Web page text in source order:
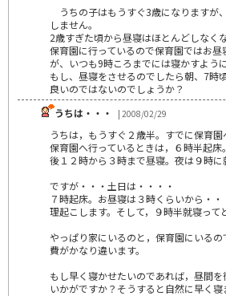
うちの子はもうすぐ3歳になりますが
しません。
2歳すぎた頃から昼寝はほとんどしなく
保育園に行っているので保育園ではお
が、いつも9時ころまでには寝かすよう
もし、昼寝をさせるのでしたら朝、7時
良いのではないのでしょうか？
うちは・・・
| 2008/02/29
うちは，もうすぐ２歳半。すでに保育園
保育園へ行っているときは，６時半起
後１２時から３時まで昼寝。夜は９時に
ですが・・・土日は・・・・
７時起床。お昼寝は３時くらいから・
理起こします。そして，９時半就寝って
やっぱり家にいるのと，保育園にいる
費がかなり違います。
もし早く寝かせたいのであれば，昼間
いかがですか？そうすると自然に早く寝